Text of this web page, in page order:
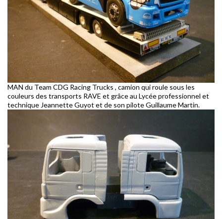
MAN du Team CDG Racing Trucks , camion qui roule sous les
couleurs des transports RAVE et grâce au Lycée professionnel et
technique Jeannette Guyot et de son pilote Guillaume Martin.